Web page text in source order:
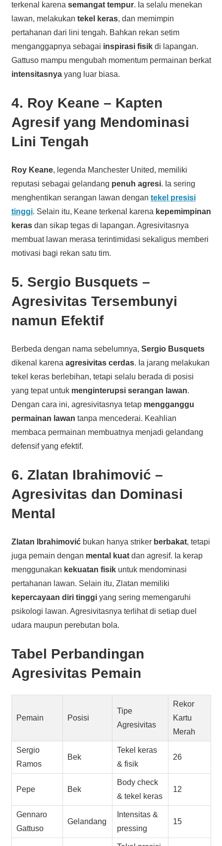
terkenal karena semangat tempur. Ia selalu menekan
lawan, melakukan tekel keras, dan memimpin
pertahanan dari lini tengah. Bahkan rekan setim
menganggapnya sebagai inspirasi fisikdi lapangan.
Gattuso mampu mengubah momentum permainan berkat
intensitasnyayang luar biasa.
4. Roy Keane – Kapten
Agresif yang Mendominasi
Lini Tengah
Roy Keane, legenda Manchester United, memiliki
reputasi sebagai gelandang penuh agresi. Ia sering
menghentikan serangan lawan dengan tekel presisi
tinggi. Selain itu, Keane terkenal karena kepemimpinan
kerasdan sikap tegas di lapangan. Agresivitasnya
membuat lawan merasa terintimidasi sekaligus memberi
motivasi bagi rekan satu tim.
5. Sergio Busquets –
Agresivitas Tersembunyi
namun Efektif
Berbeda dengan nama sebelumnya, Sergio Busquets
dikenal karena agresivitas cerdas. Ia jarang melakukan
tekel keras berlebihan, tetapi selalu berada di posisi
yang tepat untuk menginterupsi serangan lawan.
Dengan cara ini, agresivitasnya tetap mengganggu
permainan lawan tanpa mencederai. Keahlian
membaca permainan membuatnya menjadi gelandang
defensif yang efektif.
6. Zlatan Ibrahimović –
Agresivitas dan Dominasi
Mental
Zlatan Ibrahimovićbukan hanya striker berbakat, tetapi
juga pemain dengan mental kuatdan agresif. Ia kerap
menggunakan kekuatan fisikuntuk mendominasi
pertahanan lawan. Selain itu, Zlatan memiliki
kepercayaan diri tinggiyang sering memengaruhi
psikologi lawan. Agresivitasnya terlihat di setiap duel
udara maupun perebutan bola.
Tabel Perbandingan
Agresivitas Pemain
Pemain Posisi
Tipe
Agresivitas
Rekor
Kartu
Merah
Sergio
Ramos
Bek
Tekel keras
& fisik
26
Pepe Bek
Body check
& tekel keras
12
Gennaro
Gattuso
Gelandang
Intensitas &
pressing
15